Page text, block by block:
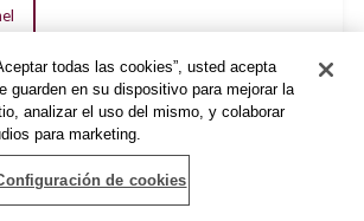
no binarix
Resistencia No Binarix
todas las cookies”, usted acepta
guarden en su dispositivo para mejorar la
analizar el uso del mismo, y colaborar
para marketing.
de cookies